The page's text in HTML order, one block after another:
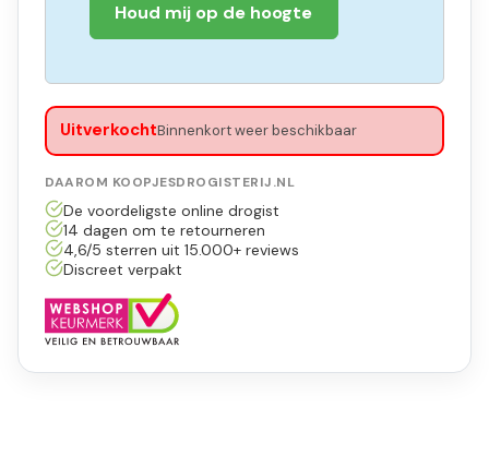
Houd mij op de hoogte
UitverkochtBinnenkort weer beschikbaar
DAAROM KOOPJESDROGISTERIJ.NL
De voordeligste online drogist
14 dagen om te retourneren
4,6/5 sterren uit 15.000+ reviews
Discreet verpakt